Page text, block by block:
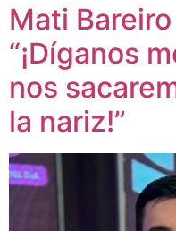
Mati
“¡Díganos
nos
la nariz!”